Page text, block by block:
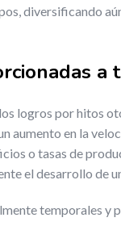
diversificando
logros por hitos
aumento en la
o tasas de
el desarrollo de
temporales y